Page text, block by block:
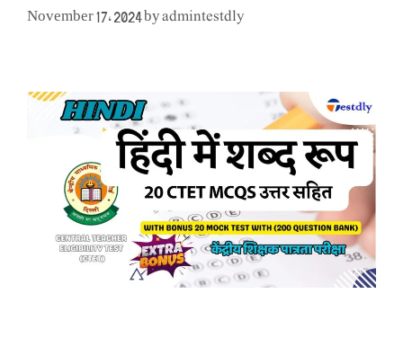
November 17, 2024 byadmintestdly